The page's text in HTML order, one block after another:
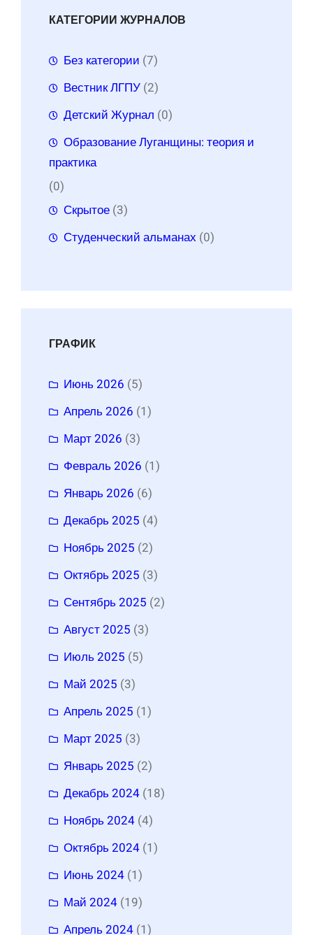
КАТЕГОРИИ ЖУРНАЛОВ
Без категории (7)
Вестник ЛГПУ (2)
Детский Журнал (0)
Образование Луганщины: теория и
практика
(0)
Скрытое (3)
Студенческий альманах (0)
ГРАФИК
Июнь 2026 (5)
Апрель 2026 (1)
Март 2026 (3)
Февраль 2026 (1)
Январь 2026 (6)
Декабрь 2025 (4)
Ноябрь 2025 (2)
Октябрь 2025 (3)
Сентябрь 2025 (2)
Август 2025 (3)
Июль 2025 (5)
Май 2025 (3)
Апрель 2025 (1)
Март 2025 (3)
Январь 2025 (2)
Декабрь 2024 (18)
Ноябрь 2024 (4)
Октябрь 2024 (1)
Июнь 2024 (1)
Май 2024 (19)
Апрель 2024 (1)